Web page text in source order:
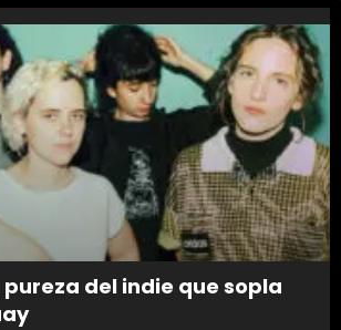
pureza del indie que sopla